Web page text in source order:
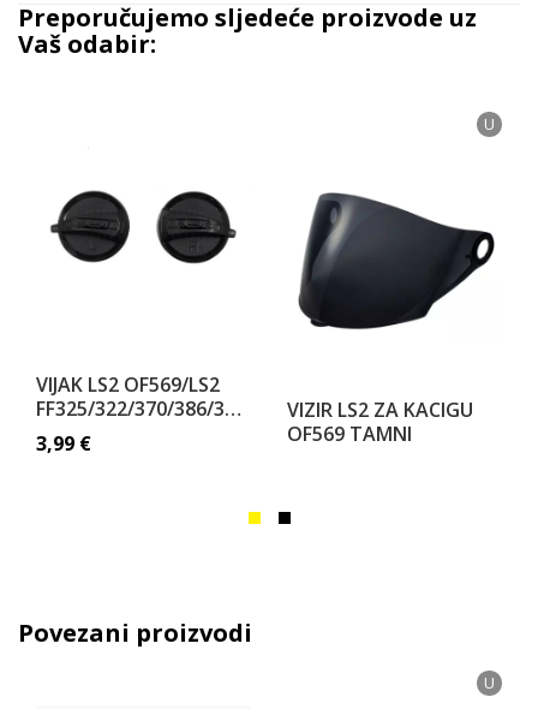
Preporučujemo sljedeće proizvode uz
Vaš odabir:
VIJAK LS2 OF569/LS2
FF325/322/370/386/385/392/396
3,99 €
U
VIZIR LS2 ZA KACIGU
OF569 TAMNI
Povezani proizvodi
U